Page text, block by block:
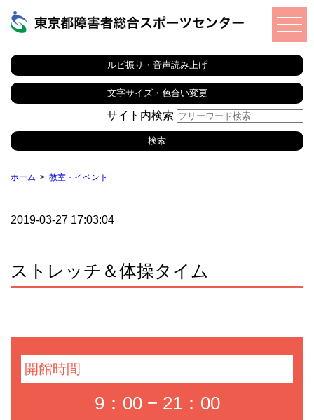
ルビ振り・音声読み上げ
文字サイズ・色合い変更
サイト内検索
ホーム 教室・イベント
2019-03-27 17:03:04
ストレッチ＆体操タイム
開館時間
9：00 − 21：00